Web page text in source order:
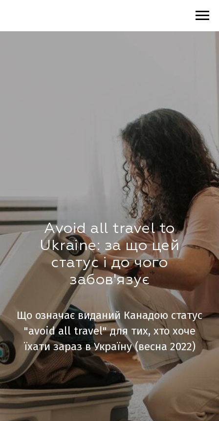
Avoid all travel to
Ukraine: за що цей
статус і до чого
забов'язує
Що означає виданий Канадою статус
"avoid all travel" для тих, хто хоче
їхати зараз в Україну (весна 2022)